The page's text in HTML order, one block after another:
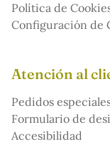
Política de
Configuración de
Atención al
Pedidos
Formulario de
Accesibilidad